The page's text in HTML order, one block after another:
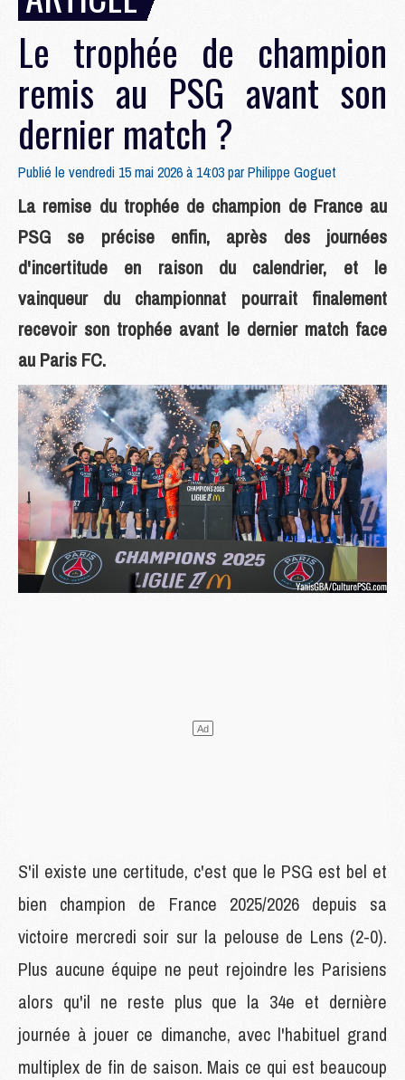
Le trophée de champion
remis au PSG avant son
dernier match ?
Publié le vendredi 15 mai 2026 à 14:03 parPhilippe Goguet
La remise du trophée de champion de France au
PSG se précise enfin, après des journées
d'incertitude en raison du calendrier, et le
vainqueur du championnat pourrait finalement
recevoir son trophée avant le dernier match face
au Paris FC.
S'il existe une certitude, c'est que le PSG est bel et
bien champion de France 2025/2026 depuis sa
victoire mercredi soir sur la pelouse de Lens (2-0).
Plus aucune équipe ne peut rejoindre les Parisiens
alors qu'il ne reste plus que la 34e et dernière
journée à jouer ce dimanche, avec l'habituel grand
multiplex de fin de saison. Mais ce qui est beaucoup